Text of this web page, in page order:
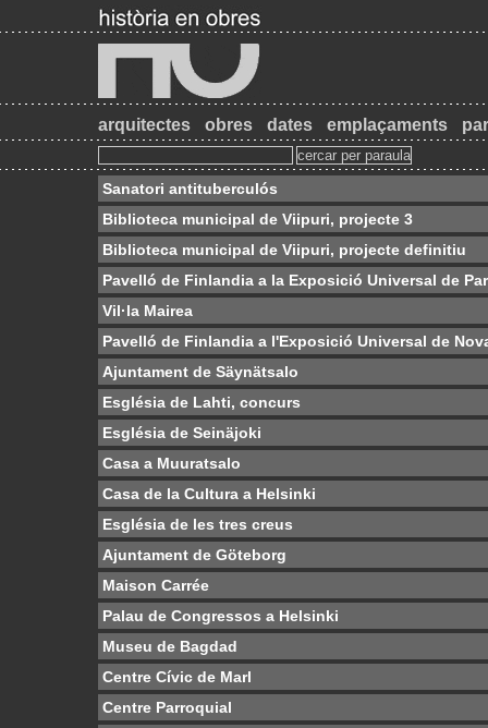
arquitectes obres dates emplaçaments
Sanatori antituberculós
Biblioteca municipal de Viipuri, projecte 3
Biblioteca municipal de Viipuri, projecte definitiu
Pavelló de Finlandia a la Exposició Universal de
Vil·la Mairea
Pavelló de Finlandia a l'Exposició Universal de
Ajuntament de Säynätsalo
Església de Lahti, concurs
Església de Seinäjoki
Casa a Muuratsalo
Casa de la Cultura a Helsinki
Església de les tres creus
Ajuntament de Göteborg
Maison Carrée
Palau de Congressos a Helsinki
Museu de Bagdad
Centre Cívic de Marl
Centre Parroquial